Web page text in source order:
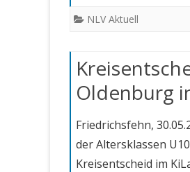
NLV Aktuell
Oldenburg
Friedrichsfehn,
der Altersklassen
Kreisentscheid im